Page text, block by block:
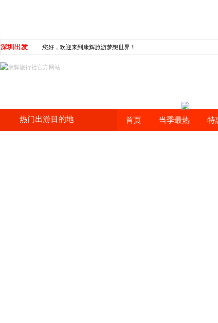
深圳出发 您好，欢迎来到康辉旅游梦想世界！
热门出游目的地 首页 当季最热 特